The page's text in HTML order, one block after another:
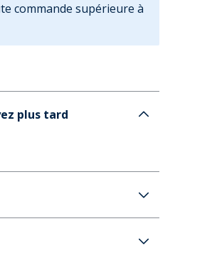
commande supérieure à
plus tard